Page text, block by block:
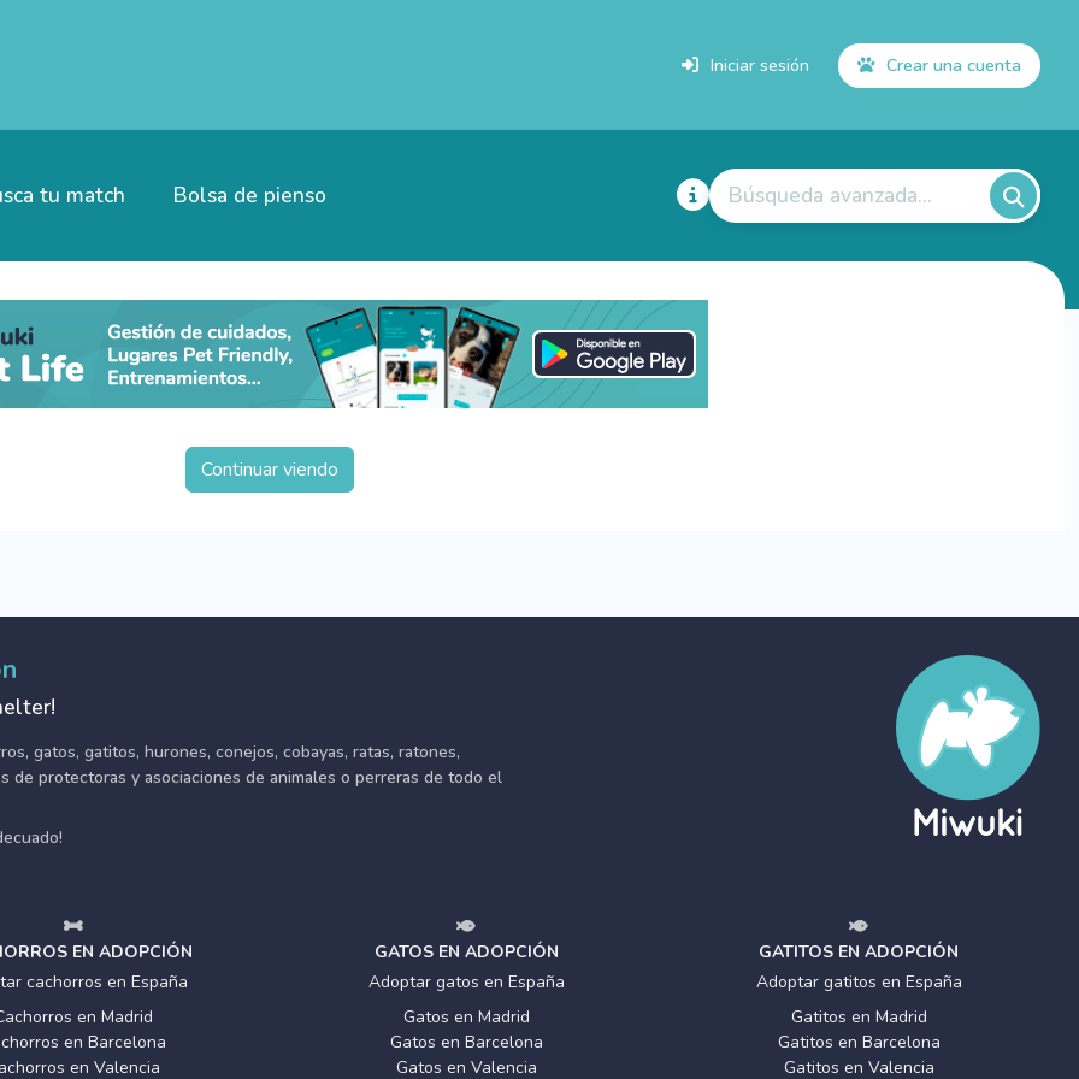
Iniciar sesión Crear una cuenta
tu match Bolsa de pienso Búsqueda avanzada...
Continuar viendo
gatos, gatitos, hurones, conejos, cobayas, ratas, ratones,
de protectoras y asociaciones de animales o perreras de todo el
EN ADOPCIÓN
cachorros en España
en Madrid
en Barcelona
en Valencia
GATOS EN ADOPCIÓN
Adoptar gatos en España
Gatos en Madrid
Gatos en Barcelona
Gatos en Valencia
GATITOS EN ADOPCIÓN
Adoptar gatitos en España
Gatitos en Madrid
Gatitos en Barcelona
Gatitos en Valencia